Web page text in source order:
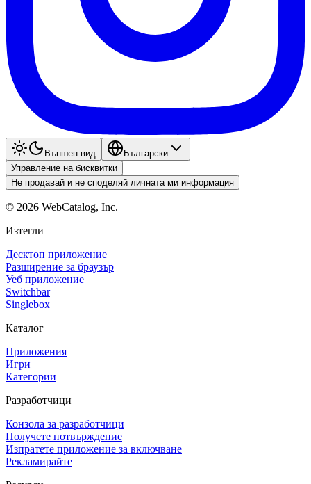
Външен вид
Български
Управление на бисквитки
Не продавай и не споделяй личната ми информация
© 2026 WebCatalog, Inc.
Изтегли
Десктоп приложение
Разширение за браузър
Уеб приложение
Switchbar
Singlebox
Каталог
Приложения
Игри
Категории
Разработчици
Конзола за разработчици
Получете потвърждение
Изпратете приложение за включване
Рекламирайте